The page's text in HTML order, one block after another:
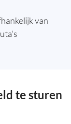
van
te sturen